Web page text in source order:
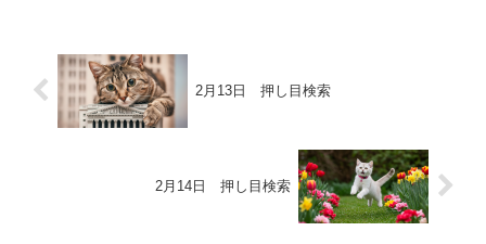
2月13日 押し目検索
2月14日 押し目検索